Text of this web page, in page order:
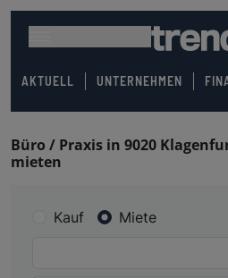
AKTUELL UNTERNEHMEN
Büro / Praxis in 9020
mieten
Kauf Miete